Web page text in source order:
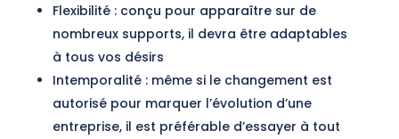
Flexibilité : conçu pour apparaître sur de
nombreux supports, il devra être adaptables
à tous vos désirs
Intemporalité : même si le changement est
autorisé pour marquer l’évolution d’une
entreprise, il est préférable d’essayer à tout